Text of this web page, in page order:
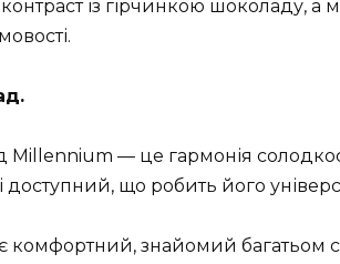
із гірчинкою шоколаду, а
— це гармонія
доступний, що робить його
комфортний, знайомий багатьом